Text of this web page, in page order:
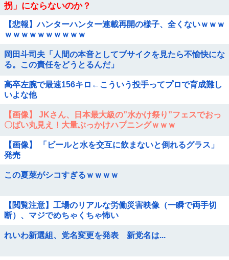
拐」にならないのか？
【悲報】ハンターハンター連載再開の様子、全くないｗｗｗ
ｗｗｗｗｗｗｗｗｗｗ
岡田斗司夫「人間の本音としてブサイクを見たら不愉快にな
る。この責任をどうとるんだ」
高卒左腕で最速156キロ←こういう投手ってプロで育成難し
いよな他
【画像】 JKさん、日本最大級の”水かけ祭り”フェスでおっ
〇ぱい丸見え！大量ぶっかけハプニングｗｗｗ
【画像】 「ビールと水を交互に飲まないと倒れるグラス」
発売
この夏菜がシコすぎるｗｗｗｗ
【閲覧注意】工場のリアルな労働災害映像（一瞬で両手切
断）、マジでめちゃくちゃ怖い
れいわ新選組、党名変更を発表 新党名は...